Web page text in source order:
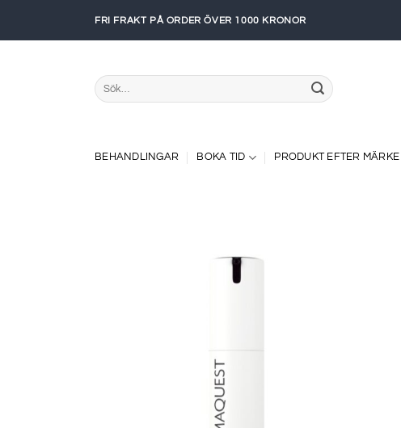
FRI FRAKT PÅ ORDER ÖVER 1000 KRONOR
Sök
efter:
BEHANDLINGAR BOKA TID PRODUKT EFTER MÄRKE